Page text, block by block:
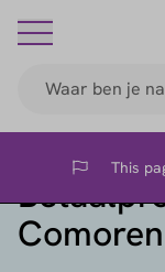
Flag This
Comoren